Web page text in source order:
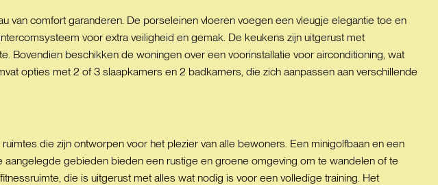
van comfort garanderen. De porseleinen vloeren voegen een vleugje elegantie toe en
voor extra veiligheid en gemak. De keukens zijn uitgerust met
Bovendien beschikken de woningen over een voorinstallatie voor airconditioning, wat
opties met 2 of 3 slaapkamers en 2 badkamers, die zich aanpassen aan verschillende
die zijn ontworpen voor het plezier van alle bewoners. Een minigolfbaan en een
gebieden bieden een rustige en groene omgeving om te wandelen of te
die is uitgerust met alles wat nodig is voor een volledige training. Het